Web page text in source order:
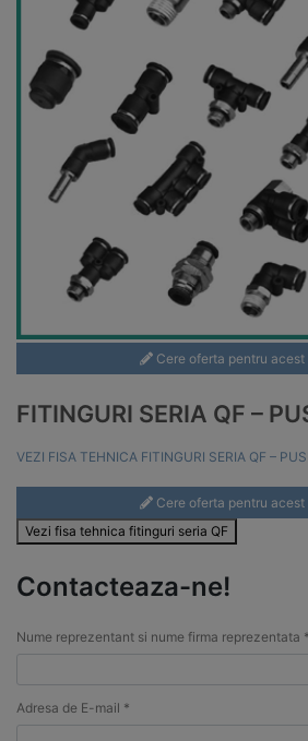
Cere oferta pentru acest
FITINGURI SERIA QF –
VEZI FISA TEHNICA FITINGURI SERIA QF –
Cere oferta pentru acest
Vezi fisa tehnica fitinguri seria QF
Contacteaza-ne!
Nume reprezentant si nume firma reprezentata *
Adresa de E-mail *